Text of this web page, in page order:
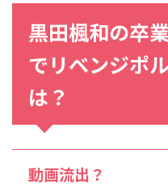
黒田楓和の卒
でリベンジポ
は？
動画流出？